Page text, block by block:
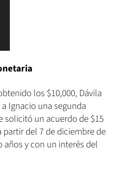
los $10,000, Dávila
Ignacio una segunda
solicitó un acuerdo de $15
partir del 7 de diciembre de
años y con un interés del